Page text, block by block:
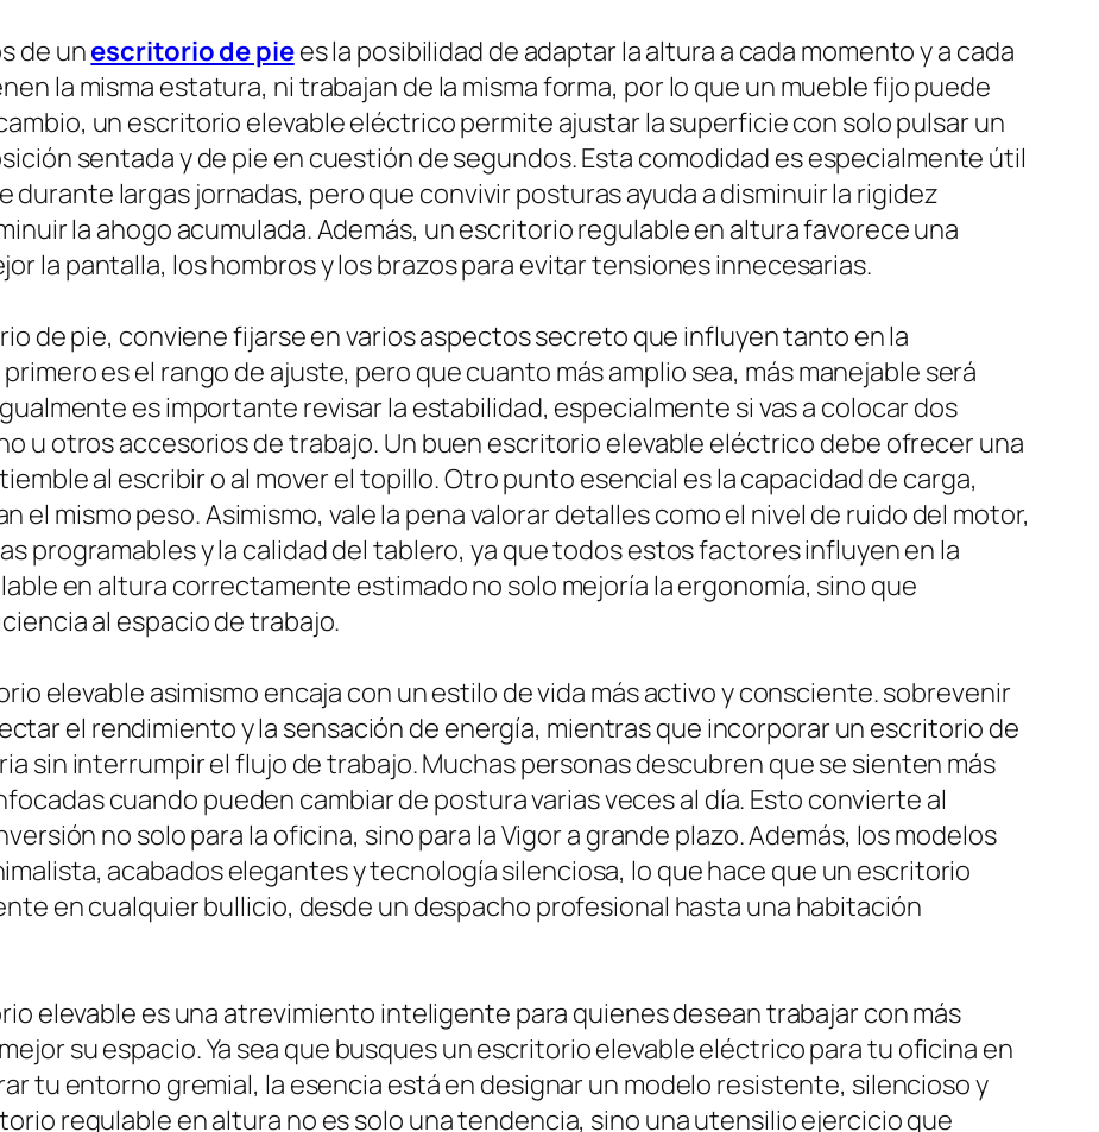
de unescritorio de piees la posibilidad de adaptar la altura a cada momento y a cada
la misma estatura, ni trabajan de la misma forma, por lo que un mueble fijo puede
un escritorio elevable eléctrico permite ajustar la superficie con solo pulsar un
sentada y de pie en cuestión de segundos. Esta comodidad es especialmente útil
largas jornadas, pero que convivir posturas ayuda a disminuir la rigidez
la ahogo acumulada. Además, un escritorio regulable en altura favorece una
la pantalla, los hombros y los brazos para evitar tensiones innecesarias.
de pie, conviene fijarse en varios aspectos secreto que influyen tanto en la
es el rango de ajuste, pero que cuanto más amplio sea, más manejable será
es importante revisar la estabilidad, especialmente si vas a colocar dos
u otros accesorios de trabajo. Un buen escritorio elevable eléctrico debe ofrecer una
al escribir o al mover el topillo. Otro punto esencial es la capacidad de carga,
el mismo peso. Asimismo, vale la pena valorar detalles como el nivel de ruido del motor,
programables y la calidad del tablero, ya que todos estos factores influyen en la
en altura correctamente estimado no solo mejoría la ergonomía, sino que
al espacio de trabajo.
elevable asimismo encaja con un estilo de vida más activo y consciente. sobrevenir
el rendimiento y la sensación de energía, mientras que incorporar un escritorio de
sin interrumpir el flujo de trabajo. Muchas personas descubren que se sienten más
cuando pueden cambiar de postura varias veces al día. Esto convierte al
no solo para la oficina, sino para la Vigor a grande plazo. Además, los modelos
acabados elegantes y tecnología silenciosa, lo que hace que un escritorio
en cualquier bullicio, desde un despacho profesional hasta una habitación
elevable es una atrevimiento inteligente para quienes desean trabajar con más
su espacio. Ya sea que busques un escritorio elevable eléctrico para tu oficina en
tu entorno gremial, la esencia está en designar un modelo resistente, silencioso y
regulable en altura no es solo una tendencia, sino una utensilio ejercicio que